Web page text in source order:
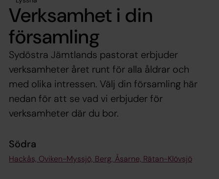
Verksamhet i din
församling
Sydöstra Jämtlands pastorat erbjuder
verksamheter året runt för alla åldrar och
med olika intressen. Välj din församling här
nedan för att se vad vi erbjuder för
verksamheter där du bor.
Södra
Hackås, Oviken-Myssjö, Berg, Åsarne, Rätan-Klövsjö